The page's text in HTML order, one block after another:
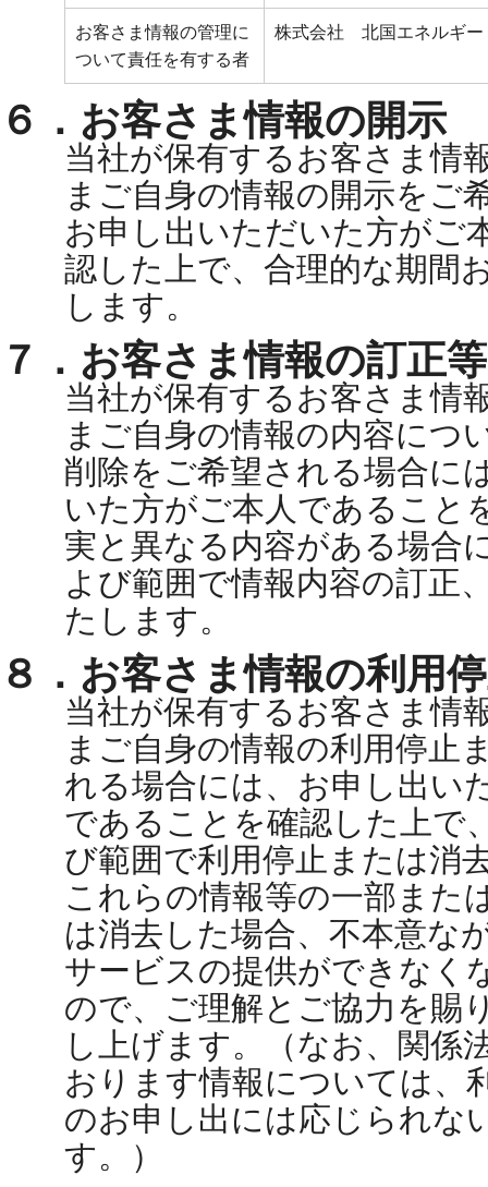
お客さま情報の管理に
ついて責任を有する者
株式会社 北国エネルギー
．お客さま情報の開示
当社が保有するお客さま情
まご自身の情報の開示をご
お申し出いただいた方がご
認した上で、合理的な期間
します。
．お客さま情報の訂正等
当社が保有するお客さま情
まご自身の情報の内容につ
削除をご希望される場合に
いた方がご本人であること
実と異なる内容がある場合
よび範囲で情報内容の訂正
たします。
．お客さま情報の利用
当社が保有するお客さま情
まご自身の情報の利用停止
れる場合には、お申し出い
であることを確認した上で
び範囲で利用停止または消
これらの情報等の一部また
は消去した場合、不本意な
サービスの提供ができなく
ので、ご理解とご協力を賜
し上げます。（なお、関係
おります情報については、
のお申し出には応じられな
す。）